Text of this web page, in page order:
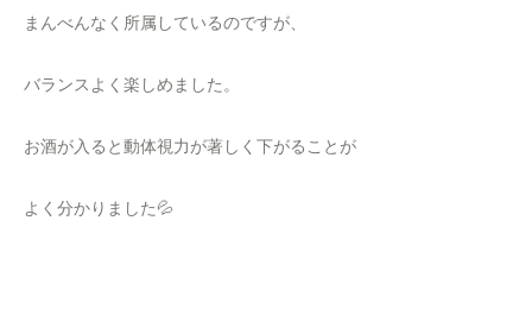
まんべんなく所属しているのですが、
バランスよく楽しめました。
お酒が入ると動体視力が著しく下がることが
よく分かりました💦